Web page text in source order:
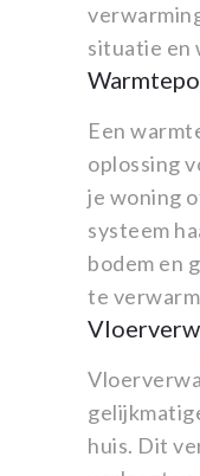
situatie en
Een
oplossing
je woning
systeem
bodem en
te
huis. Dit